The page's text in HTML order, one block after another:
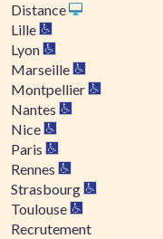
Distance
Lille
Lyon
Marseille
Montpellier
Nantes
Nice
Paris
Rennes
Strasbourg
Toulouse
Recrutement